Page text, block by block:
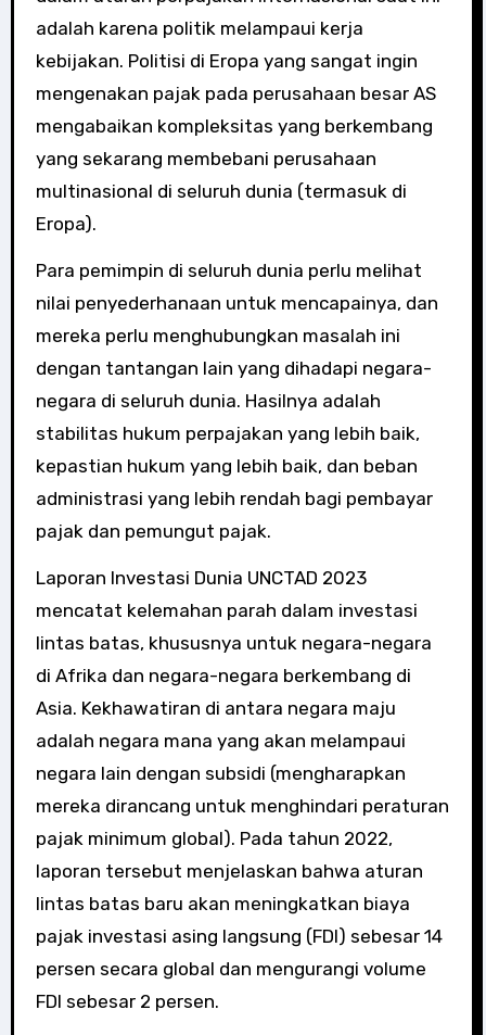
adalah karena politik melampaui kerja
kebijakan. Politisi di Eropa yang sangat ingin
mengenakan pajak pada perusahaan besar AS
mengabaikan kompleksitas yang berkembang
yang sekarang membebani perusahaan
multinasional di seluruh dunia (termasuk di
Eropa).
Para pemimpin di seluruh dunia perlu melihat
nilai penyederhanaan untuk mencapainya, dan
mereka perlu menghubungkan masalah ini
dengan tantangan lain yang dihadapi negara-
negara di seluruh dunia. Hasilnya adalah
stabilitas hukum perpajakan yang lebih baik,
kepastian hukum yang lebih baik, dan beban
administrasi yang lebih rendah bagi pembayar
pajak dan pemungut pajak.
Laporan Investasi Dunia UNCTAD 2023
mencatat kelemahan parah dalam investasi
lintas batas, khususnya untuk negara-negara
di Afrika dan negara-negara berkembang di
Asia. Kekhawatiran di antara negara maju
adalah negara mana yang akan melampaui
negara lain dengan subsidi (mengharapkan
mereka dirancang untuk menghindari peraturan
pajak minimum global). Pada tahun 2022,
laporan tersebut menjelaskan bahwa aturan
lintas batas baru akan meningkatkan biaya
pajak investasi asing langsung (FDI) sebesar 14
persen secara global dan mengurangi volume
FDI sebesar 2 persen.